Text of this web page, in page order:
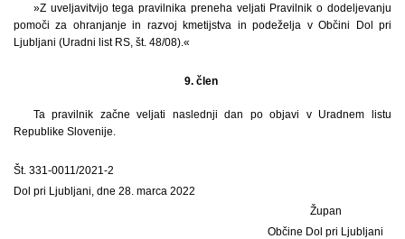
»Z uveljavitvijo tega pravilnika preneha veljati Pravilnik o dodeljevanju
pomoči za ohranjanje in razvoj kmetijstva in podeželja v Občini Dol pri
Ljubljani (Uradni list RS, št. 48/08).«
9. člen
Ta pravilnik začne veljati naslednji dan po objavi v Uradnem listu
Republike Slovenije.
Št. 331-0011/2021-2
Dol pri Ljubljani, dne 28. marca 2022
Župan
Občine Dol pri Ljubljani